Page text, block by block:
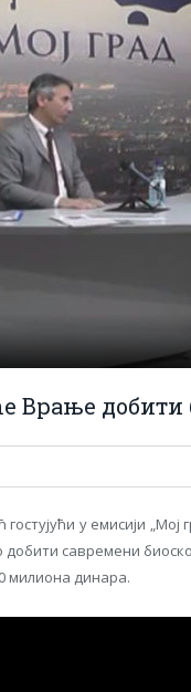
Врање добити
у емисији „Мој
савремени
милиона динара.